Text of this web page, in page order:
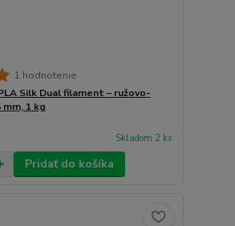
1 hodnotenie
Silk Dual filament – ružovo-
mm, 1 kg
Skladom 2 ks
Pridať do košíka